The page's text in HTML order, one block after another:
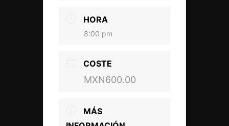
HORA
8:00 pm
COSTE
MXN600.00
MÁS